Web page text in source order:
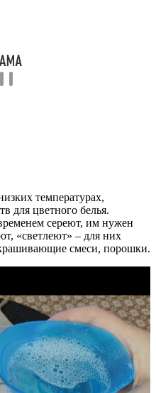
температурах,
для цветного белья.
сереют, им нужен
«светлеют» – для них
смеси, порошки.